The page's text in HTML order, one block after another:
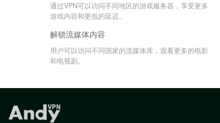
通过VPN可以访问不同地区的游戏服务器，享受更多
游戏内容和更低的延迟。
解锁流媒体内容
用户可以访问不同国家的流媒体库，观看更多的电影
和电视剧。